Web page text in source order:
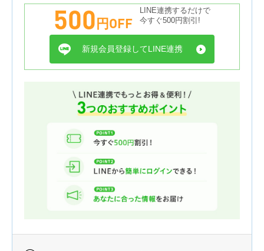
500円OFF
LINE連携するだけで
今すぐ500円割引!
新規会員登録してLINE連携